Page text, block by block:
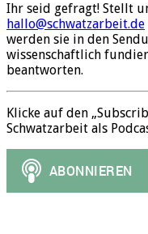
Ihr seid gefragt! Stellt
hallo@schwatzarbeit.de
werden sie in den
wissenschaftlich
beantworten.
Klicke auf den
Schwatzarbeit als